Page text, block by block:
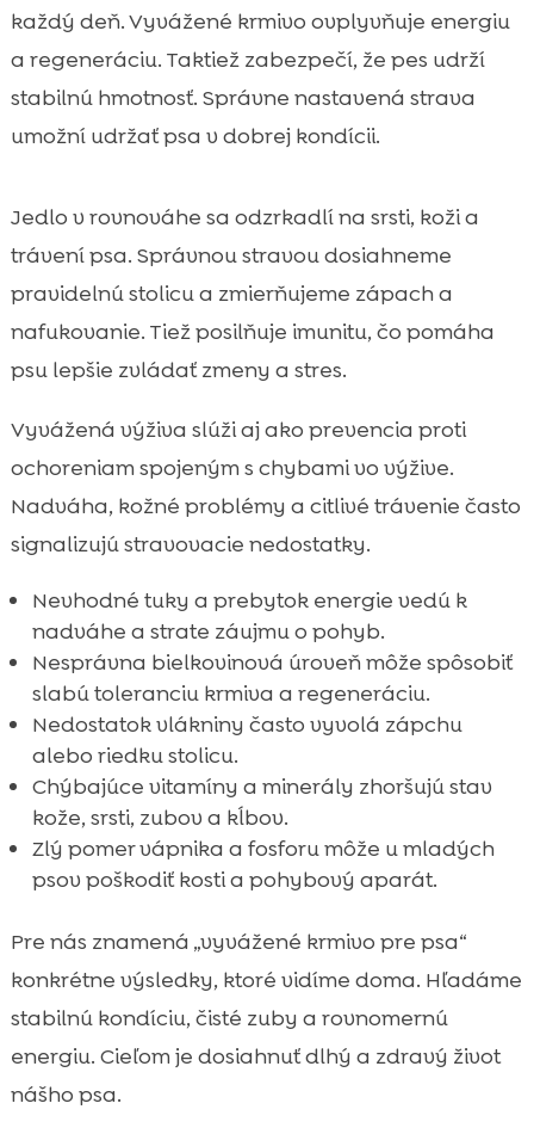
každý deň. Vyvážené krmivo ovplyvňuje energiu
a regeneráciu. Taktiež zabezpečí, že pes udrží
stabilnú hmotnosť. Správne nastavená strava
umožní udržať psa v dobrej kondícii.
Jedlo v rovnováhe sa odzrkadlí na srsti, koži a
trávení psa. Správnou stravou dosiahneme
pravidelnú stolicu a zmierňujeme zápach a
nafukovanie. Tiež posilňuje imunitu, čo pomáha
psu lepšie zvládať zmeny a stres.
Vyvážená výživa slúži aj ako prevencia proti
ochoreniam spojeným s chybami vo výžive.
Nadváha, kožné problémy a citlivé trávenie často
signalizujú stravovacie nedostatky.
Nevhodné tuky a prebytok energie vedú k
nadváhe a strate záujmu o pohyb.
Nesprávna bielkovinová úroveň môže spôsobiť
slabú toleranciu krmiva a regeneráciu.
Nedostatok vlákniny často vyvolá zápchu
alebo riedku stolicu.
Chýbajúce vitamíny a minerály zhoršujú stav
kože, srsti, zubov a kĺbov.
Zlý pomer vápnika a fosforu môže u mladých
psov poškodiť kosti a pohybový aparát.
Pre nás znamená „vyvážené krmivo pre psa“
konkrétne výsledky, ktoré vidíme doma. Hľadáme
stabilnú kondíciu, čisté zuby a rovnomernú
energiu. Cieľom je dosiahnuť dlhý a zdravý život
nášho psa.